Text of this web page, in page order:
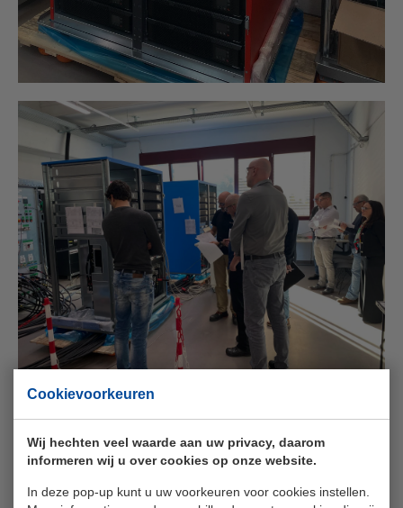
Cookievoorkeuren
Wij hechten veel waarde aan uw privacy, daarom
informeren wij u over cookies op onze website.
In deze pop-up kunt u uw voorkeuren voor cookies instellen.